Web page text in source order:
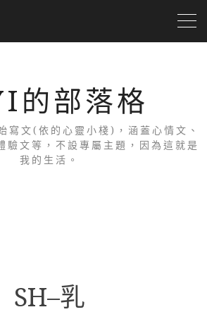
的部落格
文(依的心靈小棧)，涵蓋心情文、
驗文等，不設專屬主題，因為這就是
我的生活。
SH–乳